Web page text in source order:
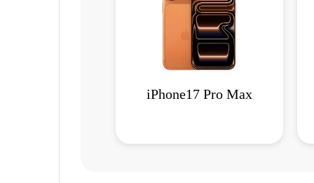
iPhone17 Pro Max